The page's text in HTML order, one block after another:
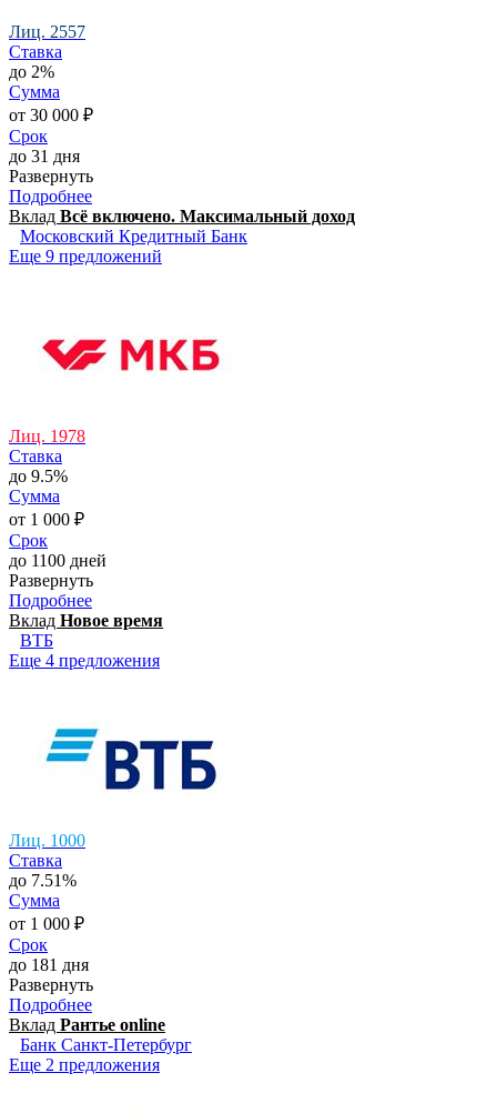
Лиц. 2557
Ставка
до 2%
Сумма
от 30 000 ₽
Срок
до 31 дня
Развернуть
Подробнее
Вклад Всё включено. Максимальный доход
Московский Кредитный Банк
Еще 9 предложений
Лиц. 1978
Ставка
до 9.5%
Сумма
от 1 000 ₽
Срок
до 1100 дней
Развернуть
Подробнее
Вклад Новое время
ВТБ
Еще 4 предложения
Лиц. 1000
Ставка
до 7.51%
Сумма
от 1 000 ₽
Срок
до 181 дня
Развернуть
Подробнее
Вклад Рантье online
Банк Санкт-Петербург
Еще 2 предложения